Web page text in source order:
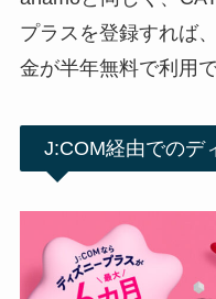
プラスを登録すれば
金が半年無料で利用で
J:COM経由でのデ